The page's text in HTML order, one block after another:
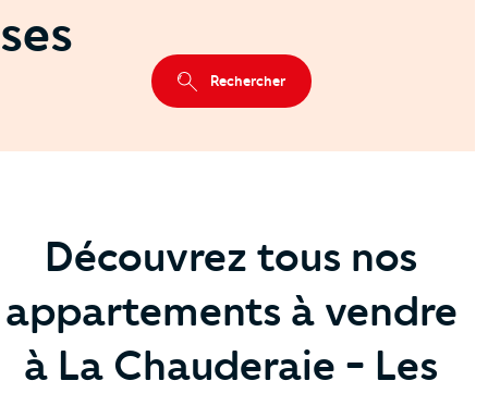
ses
Rechercher
Découvrez tous nos
appartements à vendre
à La Chauderaie - Les